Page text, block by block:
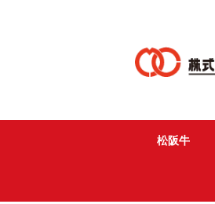
松阪牛